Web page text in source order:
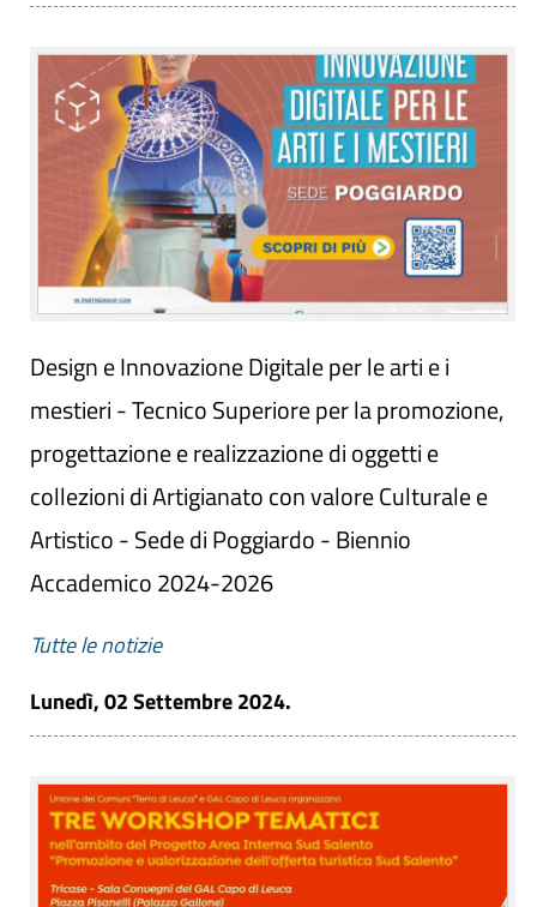
Design e Innovazione Digitale per le arti e i
mestieri - Tecnico Superiore per la promozione,
progettazione e realizzazione di oggetti e
collezioni di Artigianato con valore Culturale e
Artistico - Sede di Poggiardo - Biennio
Accademico 2024-2026
Tutte le notizie
Lunedì, 02 Settembre 2024.